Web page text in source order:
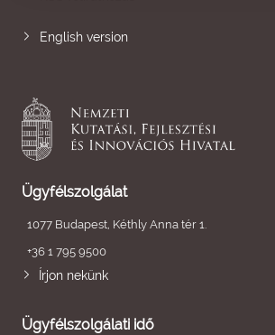
English version
Ügyfélszolgálat
1077 Budapest, Kéthly Anna tér 1.
+36 1 795 9500
Írjon nekünk
Ügyfélszolgálati idő